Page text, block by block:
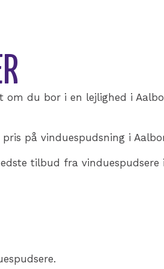
du bor i en lejlighed i
på vinduespudsning i
tilbud fra vinduespudsere